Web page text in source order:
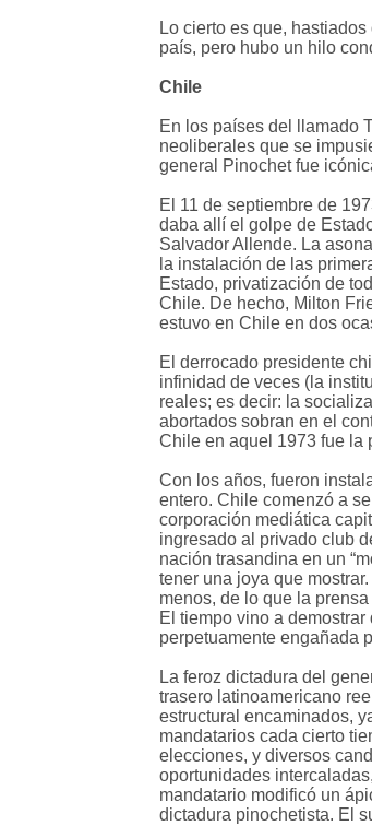
Lo cierto es que,
país, pero hubo un hilo
Chile
En los países del llamado
neoliberales que se
general Pinochet fue
El 11 de septiembre de
daba allí el golpe de
Salvador Allende. La
la instalación de las
Estado, privatización de
Chile. De hecho, Milton
estuvo en Chile en dos
El derrocado presidente
infinidad de veces (la
reales; es decir: la
abortados sobran en el
Chile en aquel 1973 fue la
Con los años, fueron
entero. Chile comenzó a
corporación mediática
ingresado al privado club
nación trasandina en un
tener una joya que
menos, de lo que la
El tiempo vino a
perpetuamente engañada
La feroz dictadura del
trasero latinoamericano
estructural encaminados,
mandatarios cada cierto
elecciones, y diversos
oportunidades
mandatario modificó un
dictadura pinochetista. El